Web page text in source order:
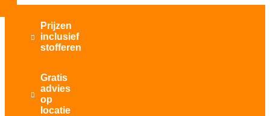

Prijzen
inclusief
stofferen

Gratis
advies
op
locatie